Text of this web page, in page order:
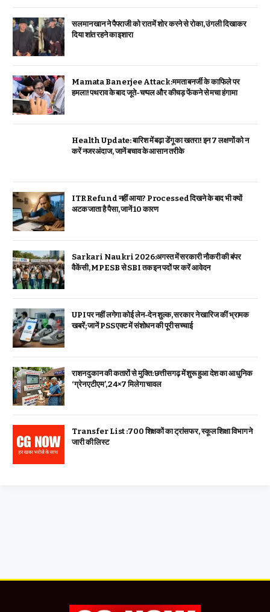
सलमान खान ने पैपराजी को रात में शोर करने से रोका, उंगली दिखाकर
दिया शांत रहने का इशारा
Mamata Banerjee Attack:ममता बनर्जी के काफिले पर
हमला! पथराव के बाद जूते-चप्पल और कीचड़ फेंकने से मचा हंगामा
Health Update: बारिश में बढ़ा डेंगू का खतरा! इन 7 लक्षणों को न
करें नजरअंदाज, जानें बचाव के आसान तरीके
ITR Refund नहीं आया? Processed दिखने के बाद भी क्यों
अटक जाता है पैसा, जानें 10 कारण
Sarkari Naukri 2026:अगस्त में सरकारी नौकरी की बंपर
वैकेंसी, MPESB से SBI तक इन पदों पर करें आवेदन
UPI पर नहीं लगेगा कोई लेन-देन शुल्क, सरकार ने खारिज कीं भ्रामक
खबरें; जानें PSS एक्ट में संशोधन की पूरी सच्चाई
राशन दुकान की कतारों से मुक्ति: छत्तीसगढ़ में शुरू हुआ देश का आधुनिक
‘ग्रेन एटीएम’, 24×7 मिलेगा चावल
Transfer List :700 शिक्षकों का ट्रांसफर, स्कूल शिक्षा विभाग ने
जारी की लिस्ट